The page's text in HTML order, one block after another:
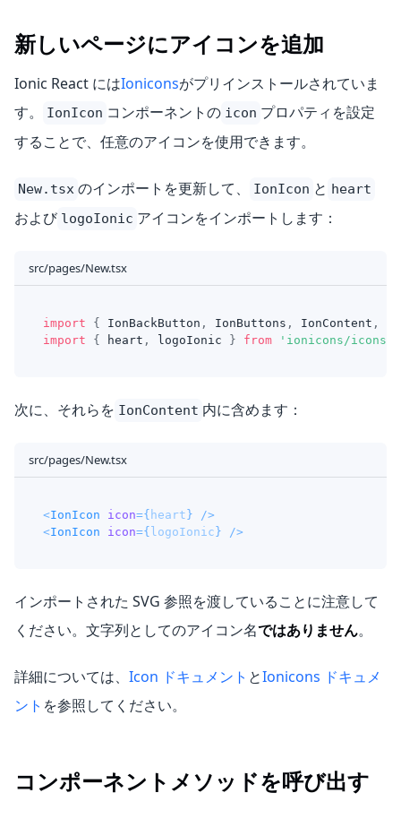
新しいページにアイコンを追加
Ionic React にはIoniconsがプリインストールされていま
す。
IonIcon コンポーネントの icon プロパティを設定
することで、任意のアイコンを使用できます。
New.tsx のインポートを更新して、 IonIcon と heart
および logoIonic アイコンをインポートします：
src/pages/New.tsx
import { IonBackButton , IonButtons , IonContent ,
import
{ heart , logoIonic } from 'ionicons/icons'
次に、それらを IonContent 内に含めます：
src/pages/New.tsx
<IonIcon icon={ heart}
/>
<IonIcon icon={logoIonic} />
インポートされた SVG 参照を渡していることに注意して
ください。文字列としてのアイコン名ではありません。
詳細については、 Icon ドキュメント とIonicons ドキュメ
ント を参照してください。
コンポーネントメソッドを呼び出す